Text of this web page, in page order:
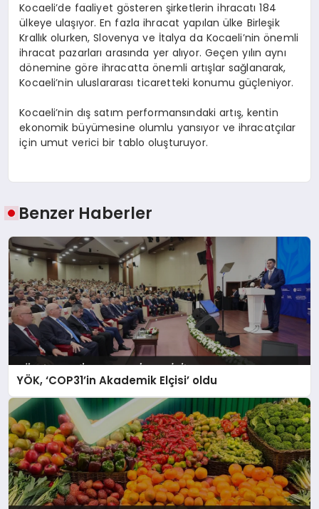
Kocaeli’de faaliyet gösteren şirketlerin ihracatı 184
ülkeye ulaşıyor. En fazla ihracat yapılan ülke Birleşik
Krallık olurken, Slovenya ve İtalya da Kocaeli’nin önemli
ihracat pazarları arasında yer alıyor. Geçen yılın aynı
dönemine göre ihracatta önemli artışlar sağlanarak,
Kocaeli’nin uluslararası ticaretteki konumu güçleniyor.
Kocaeli’nin dış satım performansındaki artış, kentin
ekonomik büyümesine olumlu yansıyor ve ihracatçılar
için umut verici bir tablo oluşturuyor.
Benzer Haberler
YÖK, ‘COP31’in Akademik Elçisi’ oldu